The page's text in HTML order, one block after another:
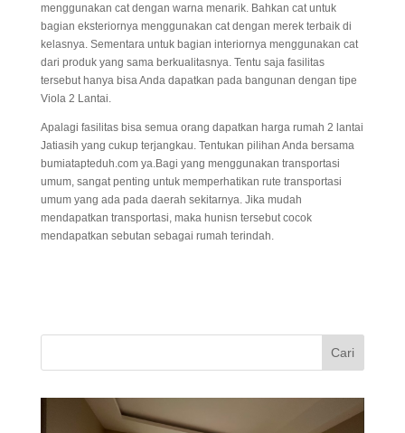
menggunakan cat dengan warna menarik. Bahkan cat untuk
bagian eksteriornya menggunakan cat dengan merek terbaik di
kelasnya. Sementara untuk bagian interiornya menggunakan cat
dari produk yang sama berkualitasnya. Tentu saja fasilitas
tersebut hanya bisa Anda dapatkan pada bangunan dengan tipe
Viola 2 Lantai.
Apalagi fasilitas bisa semua orang dapatkan harga rumah 2 lantai
Jatiasih yang cukup terjangkau. Tentukan pilihan Anda bersama
bumiatapteduh.com ya.Bagi yang menggunakan transportasi
umum, sangat penting untuk memperhatikan rute transportasi
umum yang ada pada daerah sekitarnya. Jika mudah
mendapatkan transportasi, maka hunisn tersebut cocok
mendapatkan sebutan sebagai rumah terindah.
Cari